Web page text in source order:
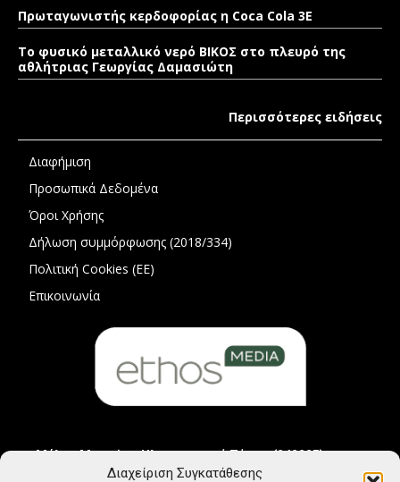
Διαχείριση Συγκατάθεσης
Πρωταγωνιστής κερδοφορίας η Coca Cola 3E
Το φυσικό μεταλλικό νερό ΒΙΚΟΣ στο πλευρό της
αθλήτριας Γεωργίας Δαμασιώτη
Περισσότερες ειδήσεις
Διαφήμιση
Προσωπικά Δεδομένα
Όροι Χρήσης
Δήλωση συμμόρφωσης (2018/334)
Πολιτική Cookies (ΕΕ)
Επικοινωνία
Μέλος Μητρώου Ηλεκτρονικού Τύπου (242225)